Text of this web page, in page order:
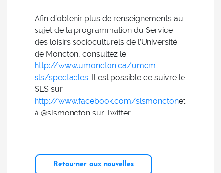
Afin d’obtenir plus de renseignements au
sujet de la programmation du Service
des loisirs socioculturels de l’Université
de Moncton, consultez le
http://www.umoncton.ca/umcm-
sls/spectacles. Il est possible de suivre le
SLS sur
http://www.facebook.com/slsmonctonet
à @slsmoncton sur Twitter.
Retourner aux nouvelles